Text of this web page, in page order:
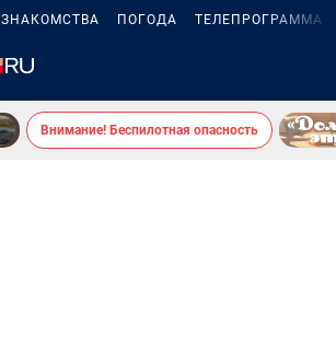
ЗНАКОМСТВА ПОГОДА ТЕЛЕПРОГРАММА
Внимание! Беспилотная опасность